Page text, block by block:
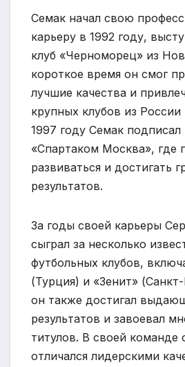
Семак начал свою
карьеру в 1992 году,
клуб «Черноморец» из
короткое время он смог
лучшие качества и
крупных клубов из
1997 году Семак подписал
«Спартаком Москва», где
развиваться и достигать
результатов.
За годы своей карьеры
сыграл за несколько
футбольных клубов,
(Турция) и «Зенит»
он также достигал
результатов и завоевал
титулов. В своей команде
отличался лидерскими